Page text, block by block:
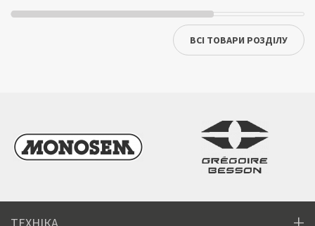
ВСІ ТОВАРИ РОЗДІЛУ